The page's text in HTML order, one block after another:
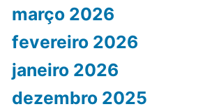
março 2026
fevereiro 2026
janeiro 2026
dezembro 2025